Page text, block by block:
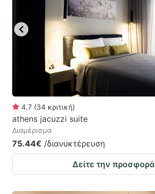
4.7 (34 κριτική)
athens jacuzzi suite
Διαμέρισμα
75.44€ /διανυκτέρευση
Δείτε την προσφορά